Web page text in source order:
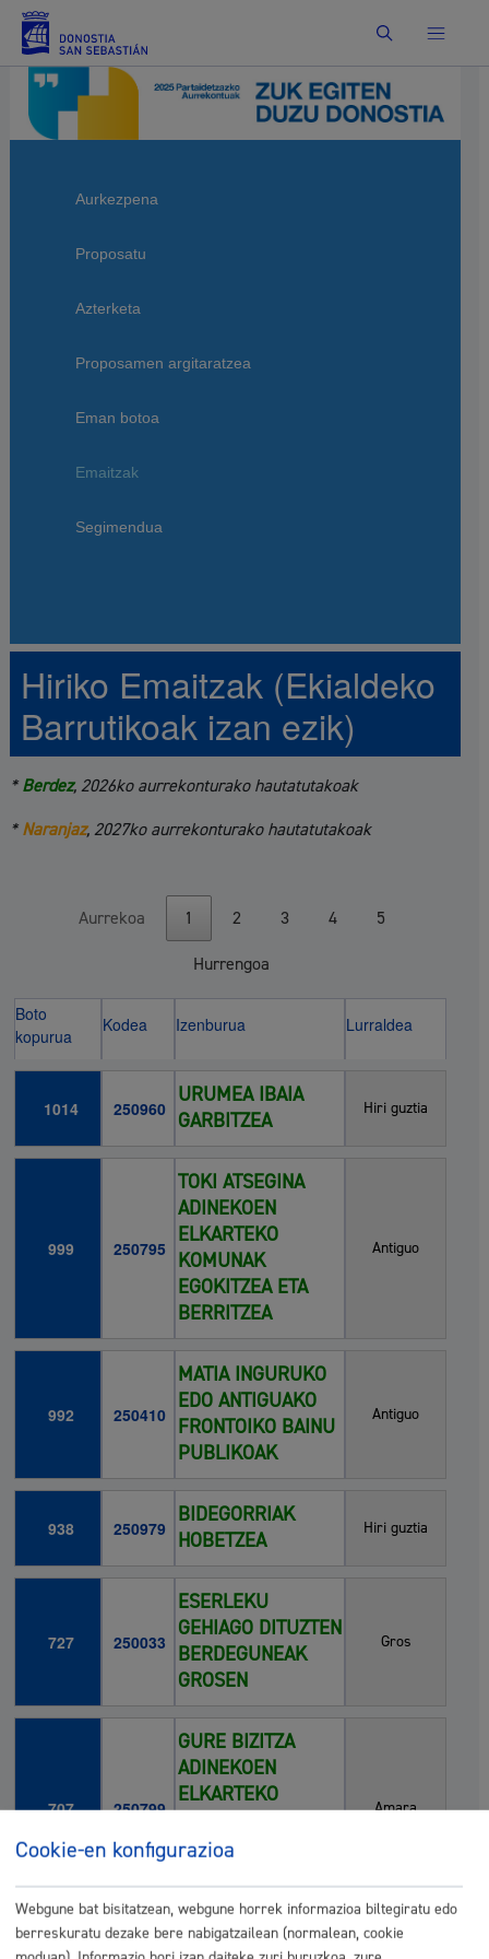
Bilatu
Aurkezpena
Proposatu
Azterketa
Proposamen argitaratzea
Eman botoa
Emaitzak
Segimendua
Hiriko Emaitzak (Ekialdeko
Barrutikoak izan ezik)
* Berdez, 2026ko aurrekonturako hautatutakoak
* Naranjaz, 2027ko aurrekonturako hautatutakoak
Aurrekoa 1 2 3 4 5
Hurrengoa
Boto
kopurua
Kodea Izenburua Lurraldea
1014 250960
URUMEA IBAIA
GARBITZEA
Hiri guztia
999 250795
TOKI ATSEGINA
ADINEKOEN
ELKARTEKO
KOMUNAK
EGOKITZEA ETA
BERRITZEA
Antiguo
992 250410
MATIA INGURUKO
EDO ANTIGUAKO
FRONTOIKO BAINU
PUBLIKOAK
Antiguo
938 250979
BIDEGORRIAK
HOBETZEA
Hiri guztia
727 250033
ESERLEKU
GEHIAGO DITUZTEN
BERDEGUNEAK
GROSEN
Gros
707 250799
GURE BIZITZA
ADINEKOEN
ELKARTEKO
EGOKITZEA ETA
Amara
URUMEA
Cookie-en konfigurazioa
Webgune bat bisitatzean, webgune horrek informazioa biltegiratu edo
berreskuratu dezake bere nabigatzailean (normalean, cookie